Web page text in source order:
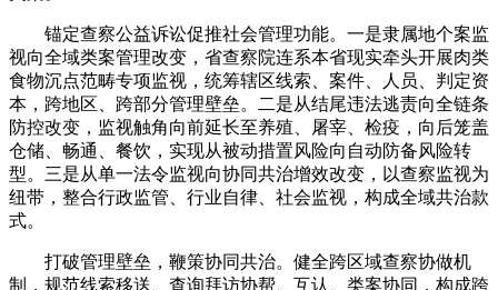
锚定查察公益诉讼促推社会管理功能。一是隶属地个案监
视向全域类案管理改变，省查察院连系本省现实牵头开展肉类
食物沉点范畴专项监视，统筹辖区线索、案件、人员、判定资
本，跨地区、跨部分管理壁垒。二是从结尾违法逃责向全链条
防控改变，监视触角向前延长至养殖、屠宰、检疫，向后笼盖
仓储、畅通、餐饮，实现从被动措置风险向自动防备风险转
型。三是从单一法令监视向协同共治增效改变，以查察监视为
纽带，整合行政监管、行业自律、社会监视，构成全域共治款
式。
打破管理壁垒，鞭策协同共治。健全跨区域查察协做机
制，规范线索移送、查询拜访协帮、互认、类案协同，构成跨